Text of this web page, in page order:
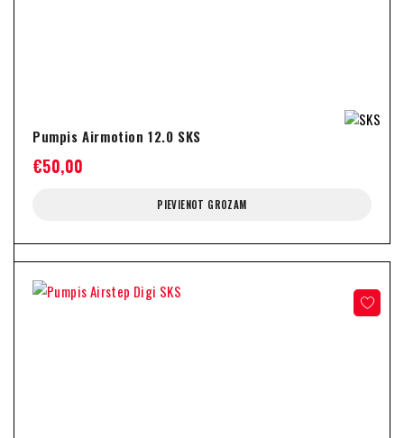
Pumpis Airmotion 12.0 SKS
€50,00
PIEVIENOT GROZAM